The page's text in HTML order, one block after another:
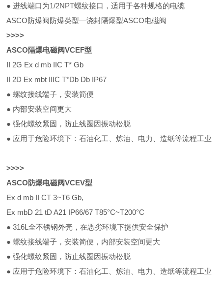
● 进线端口为1/2NPT螺纹接口，适用于各种规格的电缆
ASCO防爆阀防爆类型—浇封隔爆型ASCO电磁阀
>>>>
ASCO隔爆电磁阀VCEF型
II 2G Ex d mb IIC T* Gb
II 2D Ex mbt IIIC T*Db Db IP67
● 螺纹接线端子，安装简便
● 内部安装空间更大
● 强化螺纹紧固，防止线圈因振动松脱
● 应用于危险环境下：石油化工、炼油、电力、造纸等流程工业
>>>>
ASCO防爆电磁阀VCEV型
Ex d mb II CT 3~T6 Gb,
Ex mbD 21 tD A21 IP66/67 T85°C~T200°C
● 316L全不锈钢外壳，在恶劣环境下提供安全保护
● 螺纹接线端子，安装简便，内部安装空间更大
● 强化螺纹紧固，防止线圈因振动松脱
● 应用于危险环境下：石油化工、炼油、电力、造纸等流程工业